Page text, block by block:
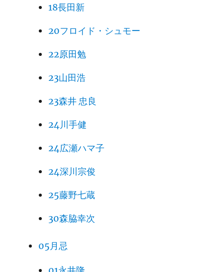
18長田新
20フロイド・シュモー
22原田勉
23山田浩
23森井 忠良
24川手健
24広瀬ハマ子
24深川宗俊
25藤野七蔵
30森脇幸次
05月忌